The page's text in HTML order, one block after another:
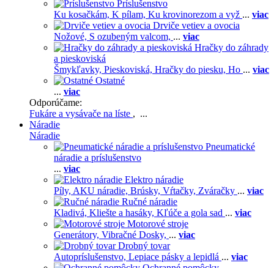
Príslušenstvo
Ku kosačkám, K pílam, Ku krovinorezom a vyž ... viac
Drviče vetiev a ovocia
Nožové, S ozubeným valcom, ... viac
Hračky do záhrady
a pieskoviská
Šmykľavky, Pieskoviská, Hračky do piesku, Ho ... viac
Ostatné
... viac
Odporúčame:
Fukáre a vysávače na líste , ...
Náradie
Náradie
Pneumatické
náradie a príslušenstvo
... viac
Elektro náradie
Píly, AKU náradie, Brúsky, Vŕtačky, Zváračky ... viac
Ručné náradie
Kladivá, Kliešte a hasáky, Kľúče a gola sad ... viac
Motorové stroje
Generátory, Vibračné Dosky, ... viac
Drobný tovar
Autopríslušenstvo, Lepiace pásky a lepidlá ... viac